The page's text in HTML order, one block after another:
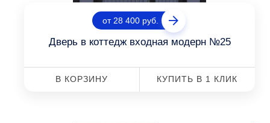
от 28 400 руб.
Дверь в коттедж входная модерн №25
В КОРЗИНУ КУПИТЬ В 1 КЛИК